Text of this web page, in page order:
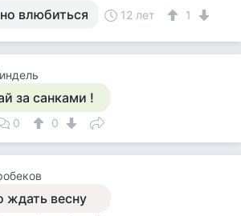
влюбиться 12 лет 1
за санками !
0 0
ждать весну